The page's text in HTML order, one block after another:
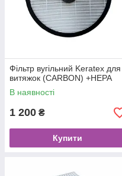
Фільтр вугільний Keratex для
витяжок (CARBON) +HEPA
В наявності
1 200 ₴
Купити